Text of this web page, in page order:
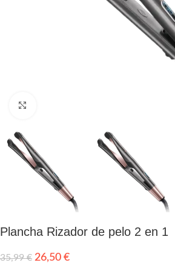
Plancha Rizador de pelo 2 en 1
35,99€ 26,50 €